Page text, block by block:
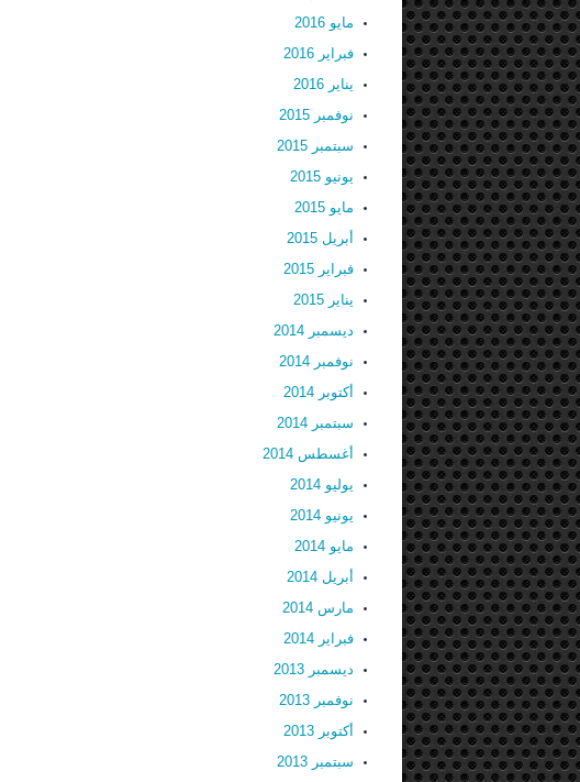
مايو 2016
فبراير 2016
يناير 2016
نوفمبر 2015
سبتمبر 2015
يونيو 2015
مايو 2015
أبريل 2015
فبراير 2015
يناير 2015
ديسمبر 2014
نوفمبر 2014
أكتوبر 2014
سبتمبر 2014
أغسطس 2014
يوليو 2014
يونيو 2014
مايو 2014
أبريل 2014
مارس 2014
فبراير 2014
ديسمبر 2013
نوفمبر 2013
أكتوبر 2013
سبتمبر 2013